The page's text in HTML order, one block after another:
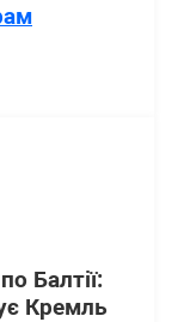
Балтії:
Кремль